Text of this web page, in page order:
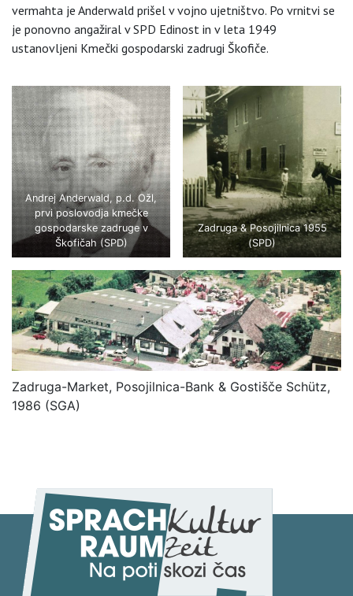
vermahta je Anderwald prišel v vojno ujetništvo. Po vrnitvi se
je ponovno angažiral v SPD Edinost in v leta 1949
ustanovljeni Kmečki gospodarski zadrugi Škofiče.
Andrej Anderwald, p.d. Ožl,
prvi poslovodja kmečke
gospodarske zadruge v
Škofičah (SPD)
Zadruga & Posojilnica 1955
(SPD)
Zadruga-Market, Posojilnica-Bank & Gostišče Schütz,
1986 (SGA)